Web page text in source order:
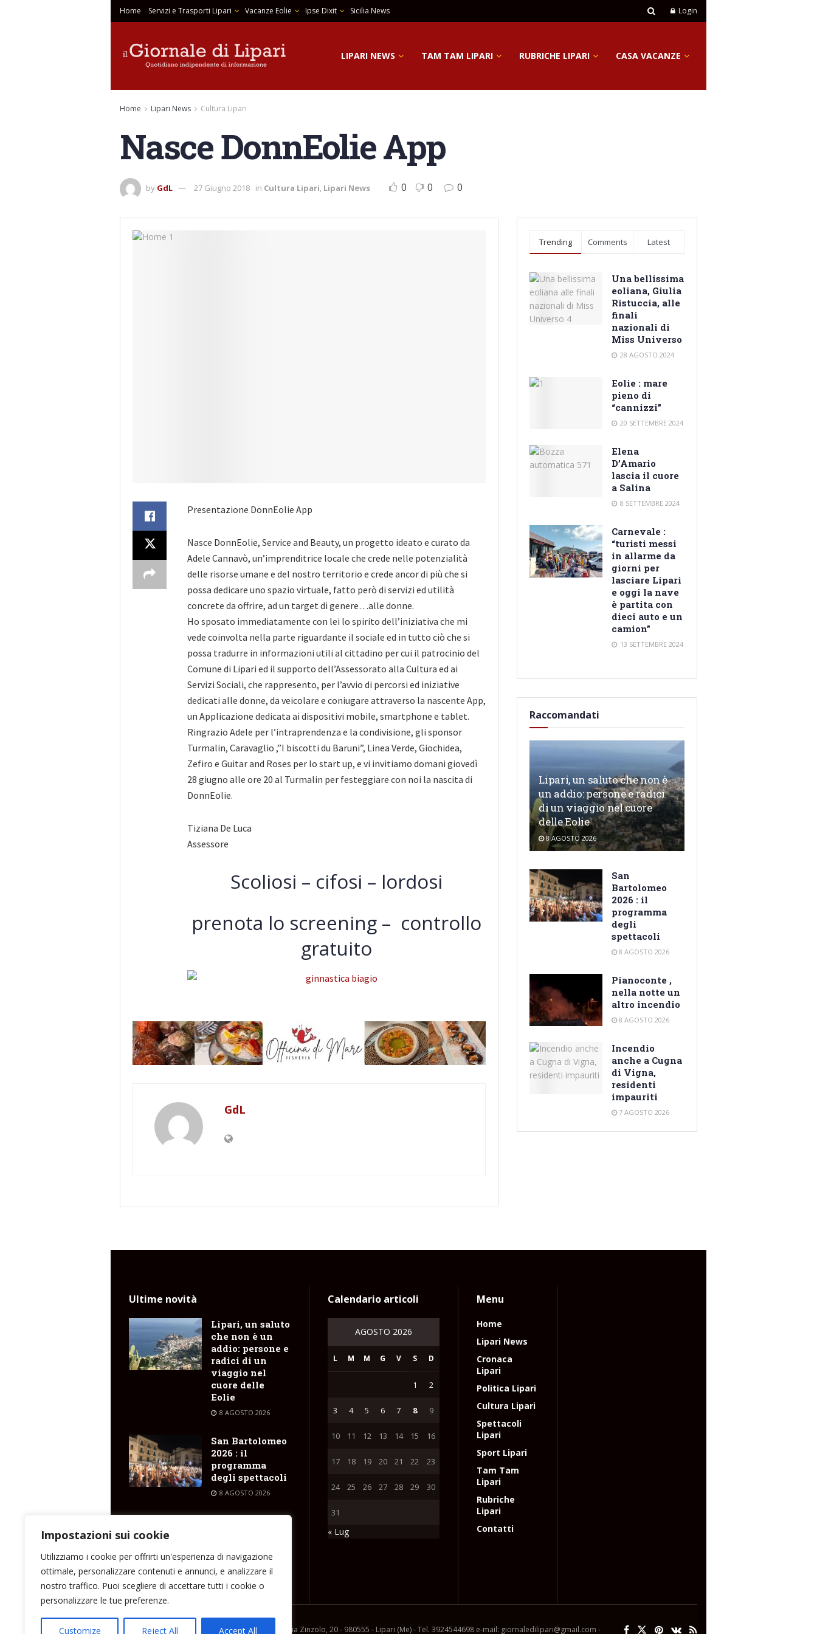
Impostazioni sui cookie
Utilizziamo i cookie per offrirti un'esperienza di navigazione
ottimale, personalizzare contenuti e annunci, e analizzare il
nostro traffico. Puoi scegliere di accettare tutti i cookie o
personalizzare le tue preferenze.
Customize Reject All Accept All
Home Servizi e Trasporti Lipari Vacanze Eolie Ipse Dixit Sicilia News Login
LIPARI NEWS TAM TAM LIPARI RUBRICHE LIPARI CASA VACANZE
Home Lipari News Cultura Lipari
Nasce DonnEolie App
by GdL 27 Giugno 2018 in Cultura Lipari, Lipari News 0 0 0
Presentazione DonnEolie App
Nasce DonnEolie, Service and Beauty, un progetto ideato e curato da
Adele Cannavò, un’imprenditrice locale che crede nelle potenzialità
delle risorse umane e del nostro territorio e crede ancor di più che si
possa dedicare uno spazio virtuale, fatto però di servizi ed utilità
concrete da offrire, ad un target di genere…alle donne.
Ho sposato immediatamente con lei lo spirito dell’iniziativa che mi
vede coinvolta nella parte riguardante il sociale ed in tutto ciò che si
possa tradurre in informazioni utili al cittadino per cui il patrocinio del
Comune di Lipari ed il supporto dell’Assessorato alla Cultura ed ai
Servizi Sociali, che rappresento, per l’avvio di percorsi ed iniziative
dedicati alle donne, da veicolare e coniugare attraverso la nascente App,
un Applicazione dedicata ai dispositivi mobile, smartphone e tablet.
Ringrazio Adele per l’intraprendenza e la condivisione, gli sponsor
Turmalin, Caravaglio ,”I biscotti du Baruni”, Linea Verde, Giochidea,
Zefiro e Guitar and Roses per lo start up, e vi invitiamo domani giovedì
28 giugno alle ore 20 al Turmalin per festeggiare con noi la nascita di
DonnEolie.
Tiziana De Luca
Assessore
Scoliosi – cifosi – lordosi
prenota lo screening – controllo
gratuito
GdL
Trending Comments Latest
Una bellissima
eoliana, Giulia
Ristuccia, alle
finali
nazionali di
Miss Universo
28 AGOSTO 2024
Eolie : mare
pieno di
“cannizzi”
20 SETTEMBRE 2024
Elena
D’Amario
lascia il cuore
a Salina
8 SETTEMBRE 2024
Carnevale :
“turisti messi
in allarme da
giorni per
lasciare Lipari
e oggi la nave
è partita con
dieci auto e un
camion”
13 SETTEMBRE 2024
Raccomandati
Lipari, un saluto che non è
un addio: persone e radici
di un viaggio nel cuore
delle Eolie
8 AGOSTO 2026
San
Bartolomeo
2026 : il
programma
degli
spettacoli
8 AGOSTO 2026
Pianoconte ,
nella notte un
altro incendio
8 AGOSTO 2026
Incendio
anche a Cugna
di Vigna,
residenti
impauriti
7 AGOSTO 2026
Ultime novità
Lipari, un saluto
che non è un
addio: persone e
radici di un
viaggio nel
cuore delle
Eolie
8 AGOSTO 2026
San Bartolomeo
2026 : il
programma
degli spettacoli
8 AGOSTO 2026
8 AGOSTO 2026
Calendario articoli
AGOSTO 2026
L M M G V S D
1 2
3 4 5 6 7 8 9
10 11 12 13 14 15 16
17 18 19 20 21 22 23
24 25 26 27 28 29 30
31
« Lug
Menu
Home
Lipari News
Cronaca
Lipari
Politica Lipari
Cultura Lipari
Spettacoli
Lipari
Sport Lipari
Tam Tam
Lipari
Rubriche
Lipari
Contatti
Direttore responsabile: Peppe Paino - Eolmedia, via Zinzolo, 20 - 980555 - Lipari (Me) - Tel. 3924544698 e-mail: giornaledilipari@gmail.com -